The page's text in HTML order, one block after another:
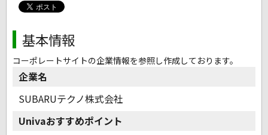
基本情報
コーポレートサイトの企業情報を参照し作成しております。
企業名
SUBARUテクノ株式会社
Univaおすすめポイント